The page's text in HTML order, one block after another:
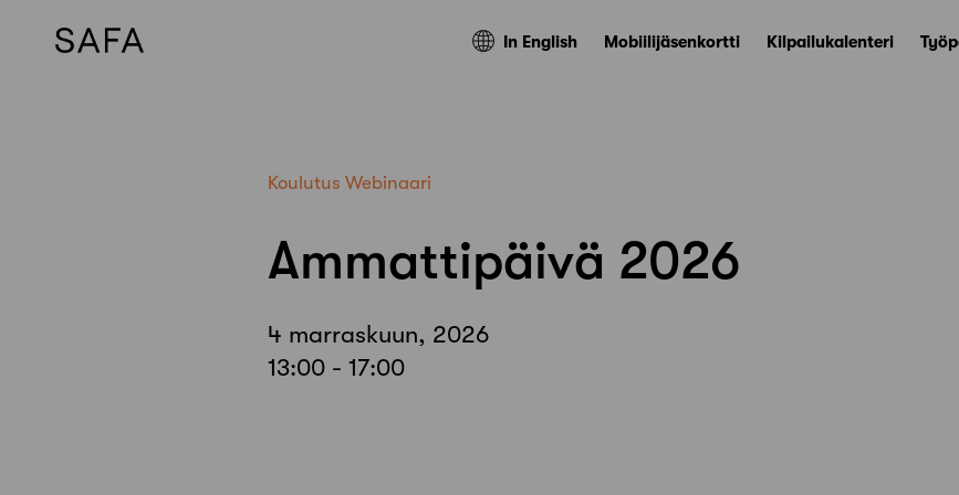
In English Mobiilijäsenkortti Kilpailukalenteri
Koulutus Webinaari
Ammattipäivä 2026
4 marraskuun, 2026
13:00 - 17:00